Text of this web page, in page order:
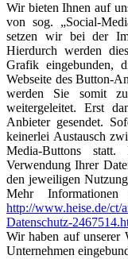
Wir bieten Ihnen auf
von sog. „Social-
setzen wir bei der
Hierdurch werden
Grafik eingebunden,
Webseite des Button-
werden Sie somit
weitergeleitet. Erst
Anbieter gesendet.
keinerlei Austausch
Media-Buttons
Verwendung Ihrer
den jeweiligen
Mehr
http://www.heise.de/ct/
Datenschutz-
Wir haben auf unserer
Unternehmen